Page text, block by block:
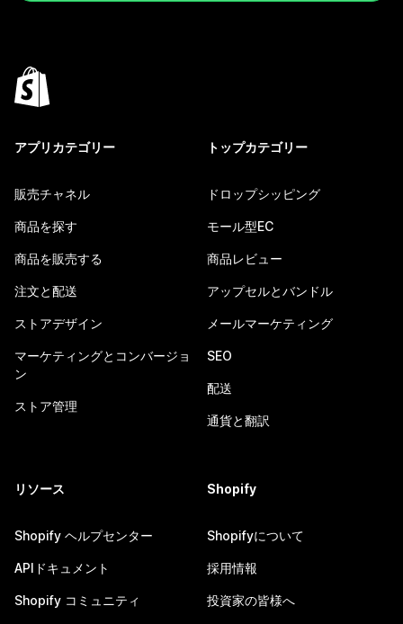
アプリカテゴリー
販売チャネル
商品を探す
商品を販売する
注文と配送
ストアデザイン
マーケティングとコンバージョ
ン
ストア管理
トップカテゴリー
ドロップシッピング
モール型EC
商品レビュー
アップセルとバンドル
メールマーケティング
SEO
配送
通貨と翻訳
リソース
Shopify ヘルプセンター
APIドキュメント
Shopify コミュニティ
Shopify
Shopifyについて
採用情報
投資家の皆様へ